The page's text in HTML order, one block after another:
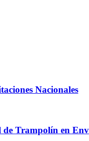
Nacionales
de Trampolín en